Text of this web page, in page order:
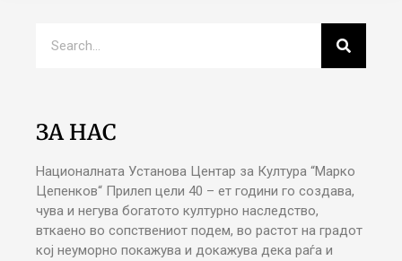
ЗА НАС
Националната Установа Центар за Култура “Марко
Цепенков“ Прилеп цели 40 – ет години го создава,
чува и негува богатото културно наследство,
вткаено во сопствениот подем, во растот на градот
кој неуморно покажува и докажува дека раѓа и